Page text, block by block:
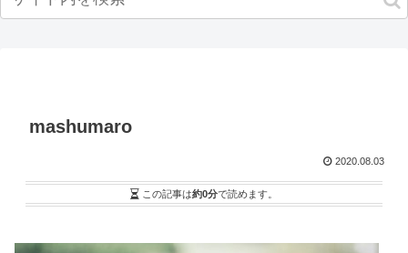
mashumaro
2020.08.03
この記事は約0分で読めます。